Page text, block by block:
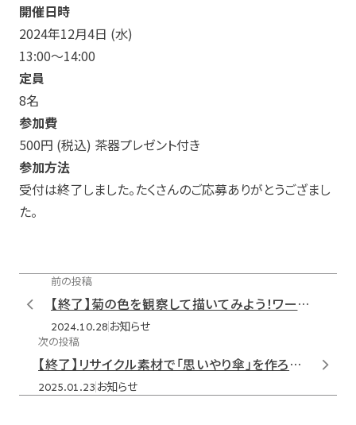
開催日時
2024年12月4日 (水)
13:00〜14:00
定員
8名
参加費
500円 (税込) 茶器プレゼント付き
参加方法
受付は終了しました。たくさんのご応募ありがとうござまし
た。
前の投稿
【終了】菊の色を観察して描いてみよう！ワークショップ開催
2024.10.28 お知らせ
次の投稿
【終了】リサイクル素材で「思いやり傘」を作ろう！Syuku56ワークショップ
2025.01.23 お知らせ